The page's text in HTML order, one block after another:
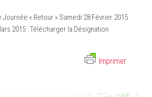
Journée « Retour » Samedi 28 Février 2015
2015 : Télécharger la Désignation
Imprimer